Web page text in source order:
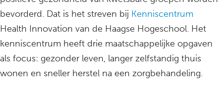
bevorderd. Dat is het streven bij Kenniscentrum
Health Innovation van de Haagse Hogeschool. Het
kenniscentrum heeft drie maatschappelijke opgaven
als focus: gezonder leven, langer zelfstandig thuis
wonen en sneller herstel na een zorgbehandeling.